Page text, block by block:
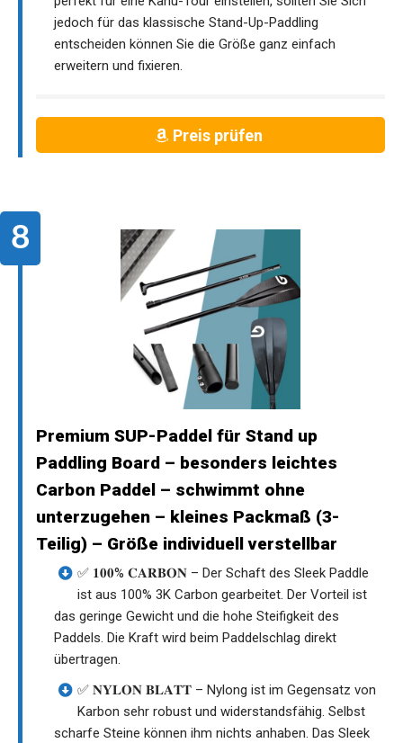
jedoch für das klassische Stand-Up-Paddling
entscheiden können Sie die Größe ganz einfach
erweitern und fixieren.
Preis prüfen
Premium SUP-Paddel für Stand up
Paddling Board – besonders leichtes
Carbon Paddel – schwimmt ohne
unterzugehen – kleines Packmaß (3-
Teilig) – Größe individuell verstellbar
✅ 𝟏𝟎𝟎% 𝐂𝐀𝐑𝐁𝐎𝐍 – Der Schaft des Sleek Paddle
ist aus 100% 3K Carbon gearbeitet. Der Vorteil ist
das geringe Gewicht und die hohe Steifigkeit des
Paddels. Die Kraft wird beim Paddelschlag direkt
übertragen.
✅ 𝐍𝐘𝐋𝐎𝐍 𝐁𝐋𝐀𝐓𝐓 – Nylong ist im Gegensatz von
Karbon sehr robust und widerstandsfähig. Selbst
scharfe Steine können ihm nichts anhaben. Das Sleek